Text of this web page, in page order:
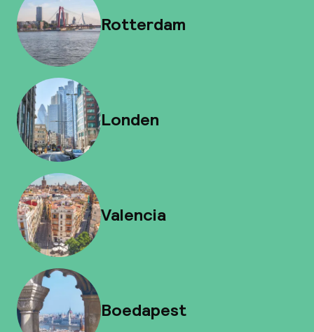
Rotterdam
Londen
Valencia
Boedapest